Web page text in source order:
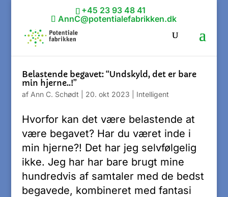
+45 23 93 48 41
AnnC@potentialefabrikken.dk
Belastende begavet: “Undskyld, det er bare
min hjerne..!”
af Ann C. Schødt 20. okt 2023 Intelligent
Hvorfor kan det være belastende at
være begavet? Har du været inde i
min hjerne?! Det har jeg selvfølgelig
ikke. Jeg har har bare brugt mine
hundredvis af samtaler med de bedst
begavede, kombineret med fantasi